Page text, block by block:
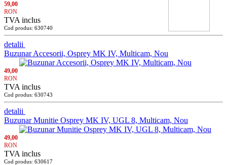
59,00
RON
TVA inclus
Cod produs: 630740
detalii
Buzunar Accesorii, Osprey MK IV, Multicam, Nou
49,00
RON
TVA inclus
Cod produs: 630743
detalii
Buzunar Munitie Osprey MK IV, UGL 8, Multicam, Nou
49,00
RON
TVA inclus
Cod produs: 630617